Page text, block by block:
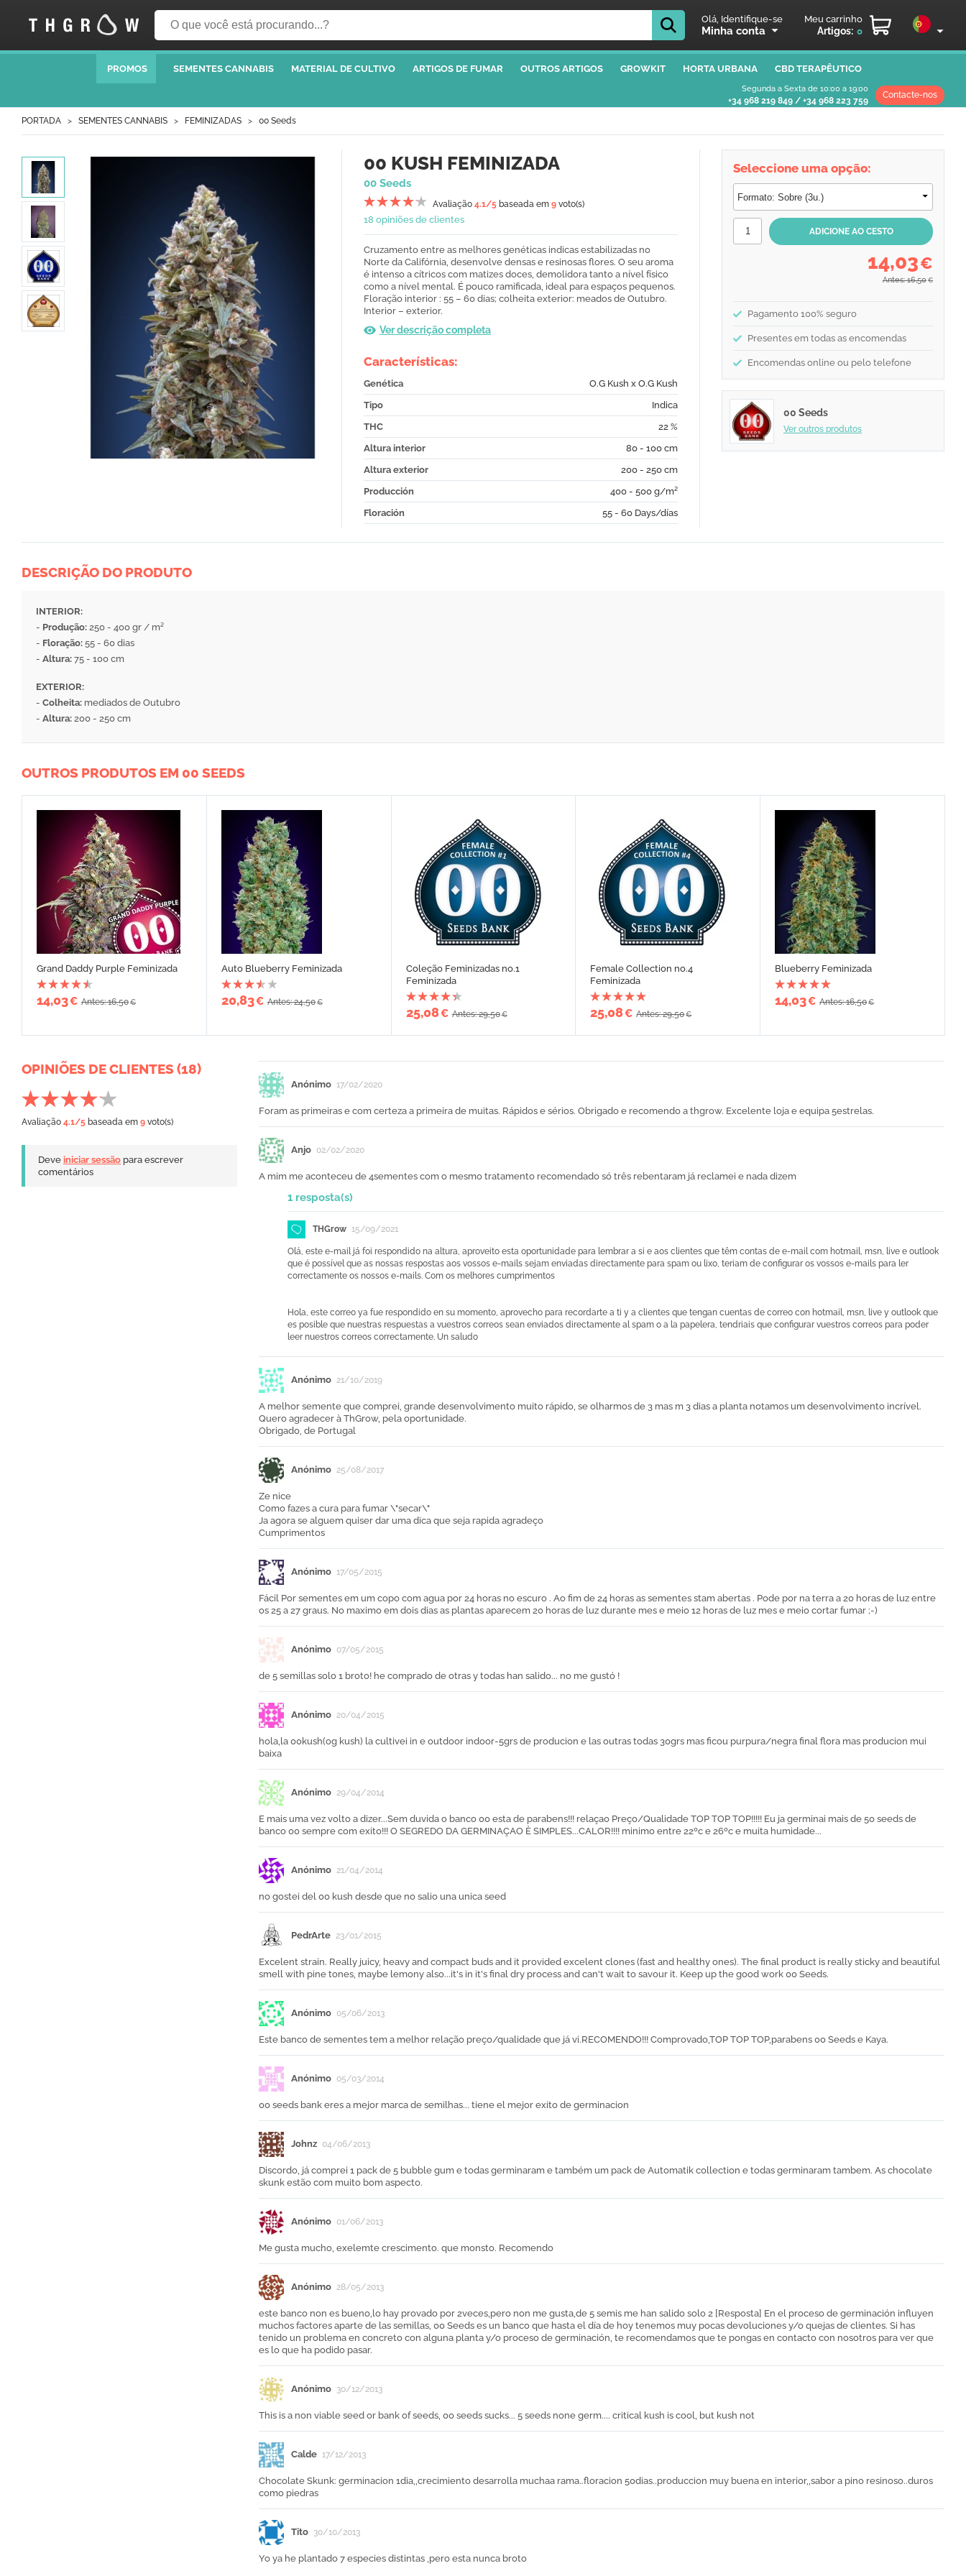
Olá, Identifique-se
Minha conta
Meu carrinho
Artigos: 0
PROMOS SEMENTES CANNABIS MATERIAL DE CULTIVO ARTIGOS DE FUMAR OUTROS ARTIGOS GROWKIT HORTA URBANA CBD TERAPÊUTICO
Segunda a Sexta de 10:00 a 19:00
+34 968 219 849 / +34 968 223 759
Contacte-nos
PORTADA SEMENTES CANNABIS FEMINIZADAS 00 Seeds
00 KUSH FEMINIZADA
00 Seeds
Avaliação 4.1/5 baseada em 9 voto(s)
18 opiniões de clientes
Cruzamento entre as melhores genéticas indicas estabilizadas no
Norte da Califórnia, desenvolve densas e resinosas flores. O seu aroma
é intenso a cítricos com matizes doces, demolidora tanto a nível físico
como a nível mental. É pouco ramificada, ideal para espaços pequenos.
Floração interior : 55 – 60 dias; colheita exterior: meados de Outubro.
Interior – exterior.
Ver descrição completa
Características:
Genética
O.G Kush x O.G Kush
Tipo
Indica
THC
22 %
Altura interior
80 - 100 cm
Altura exterior
200 - 250 cm
Producción
400 - 500 g/m²
Floración
55 - 60 Days/días
Seleccione uma opção:
14,03€
Antes: 16,50 €
Pagamento 100% seguro
Presentes em todas as encomendas
Encomendas online ou pelo telefone
00 Seeds
Ver outros produtos
DESCRIÇÃO DO PRODUTO
INTERIOR:
- Produção: 250 - 400 gr / m²
- Floração: 55 - 60 dias
- Altura: 75 - 100 cm
EXTERIOR:
- Colheita: mediados de Outubro
- Altura: 200 - 250 cm
OUTROS PRODUTOS EM 00 SEEDS
Grand Daddy Purple Feminizada
14,03€ Antes: 16,50€
Auto Blueberry Feminizada
20,83€ Antes: 24,50€
Coleção Feminizadas no.1
Feminizada
25,08€ Antes: 29,50€
Female Collection no.4
Feminizada
25,08€ Antes: 29,50€
Blueberry Feminizada
14,03€ Antes: 16,50€
OPINIÕES DE CLIENTES (18)
Avaliação 4.1/5 baseada em 9 voto(s)
Deve iniciar sessão para escrever
comentários
Anónimo 17/02/2020
Foram as primeiras e com certeza a primeira de muitas. Rápidos e sérios. Obrigado e recomendo a thgrow. Excelente loja e equipa 5estrelas.
Anjo 02/02/2020
A mim me aconteceu de 4sementes com o mesmo tratamento recomendado só três rebentaram já reclamei e nada dizem
1 resposta(s)
THGrow 15/09/2021
Olá, este e-mail já foi respondido na altura, aproveito esta oportunidade para lembrar a si e aos clientes que têm contas de e-mail com hotmail, msn, live e outlook
que é possível que as nossas respostas aos vossos e-mails sejam enviadas directamente para spam ou lixo, teriam de configurar os vossos e-mails para ler
correctamente os nossos e-mails. Com os melhores cumprimentos
Hola, este correo ya fue respondido en su momento, aprovecho para recordarte a ti y a clientes que tengan cuentas de correo con hotmail, msn, live y outlook que
es posible que nuestras respuestas a vuestros correos sean enviados directamente al spam o a la papelera, tendriais que configurar vuestros correos para poder
leer nuestros correos correctamente. Un saludo
Anónimo 21/10/2019
A melhor semente que comprei, grande desenvolvimento muito rápido, se olharmos de 3 mas m 3 dias a planta notamos um desenvolvimento incrível.
Quero agradecer à ThGrow, pela oportunidade.
Obrigado, de Portugal
Anónimo 25/08/2017
Ze nice
Como fazes a cura para fumar \"secar\"
Ja agora se alguem quiser dar uma dica que seja rapida agradeço
Cumprimentos
Anónimo 17/05/2015
Fácil Por sementes em um copo com agua por 24 horas no escuro . Ao fim de 24 horas as sementes stam abertas . Pode por na terra a 20 horas de luz entre
os 25 a 27 graus. No maximo em dois dias as plantas aparecem 20 horas de luz durante mes e meio 12 horas de luz mes e meio cortar fumar ;-)
Anónimo 07/05/2015
de 5 semillas solo 1 broto! he comprado de otras y todas han salido... no me gustó !
Anónimo 20/04/2015
hola,la 00kush(og kush) la cultivei in e outdoor indoor-5grs de producion e las outras todas 30grs mas ficou purpura/negra final flora mas producion mui
baixa
Anónimo 29/04/2014
E mais uma vez volto a dizer...Sem duvida o banco 00 esta de parabens!!! relaçao Preço/Qualidade TOP TOP TOP!!!!! Eu ja germinai mais de 50 seeds de
banco 00 sempre com exito!!! O SEGREDO DA GERMINAÇAO È SIMPLES...CALOR!!!! minimo entre 22ºc e 26ºc e muita humidade...
Anónimo 21/04/2014
no gostei del 00 kush desde que no salio una unica seed
PedrArte 23/01/2015
Excelent strain. Really juicy, heavy and compact buds and it provided excelent clones (fast and healthy ones). The final product is really sticky and beautiful
smell with pine tones, maybe lemony also...it's in it's final dry process and can't wait to savour it. Keep up the good work 00 Seeds.
Anónimo 05/06/2013
Este banco de sementes tem a melhor relação preço/qualidade que já vi.RECOMENDO!!! Comprovado,TOP TOP TOP,parabens 00 Seeds e Kaya.
Anónimo 05/03/2014
00 seeds bank eres a mejor marca de semilhas... tiene el mejor exito de germinacion
Johnz 04/06/2013
Discordo, já comprei 1 pack de 5 bubble gum e todas germinaram e também um pack de Automatik collection e todas germinaram tambem. As chocolate
skunk estão com muito bom aspecto.
Anónimo 01/06/2013
Me gusta mucho, exelemte crescimento. que monsto. Recomendo
Anónimo 28/05/2013
este banco non es bueno,lo hay provado por 2veces,pero non me gusta,de 5 semis me han salido solo 2 [Resposta] En el proceso de germinación influyen
muchos factores aparte de las semillas, 00 Seeds es un banco que hasta el día de hoy tenemos muy pocas devoluciones y/o quejas de clientes. Si has
tenido un problema en concreto con alguna planta y/o proceso de germinación, te recomendamos que te pongas en contacto con nosotros para ver que
es lo que ha podido pasar.
Anónimo 30/12/2013
This is a non viable seed or bank of seeds, 00 seeds sucks... 5 seeds none germ.... critical kush is cool, but kush not
Calde 17/12/2013
Chocolate Skunk: germinacion 1dia,,crecimiento desarrolla muchaa rama..floracion 50dias..produccion muy buena en interior,,sabor a pino resinoso..duros
como piedras
Tito 30/10/2013
Yo ya he plantado 7 especies distintas ,pero esta nunca broto